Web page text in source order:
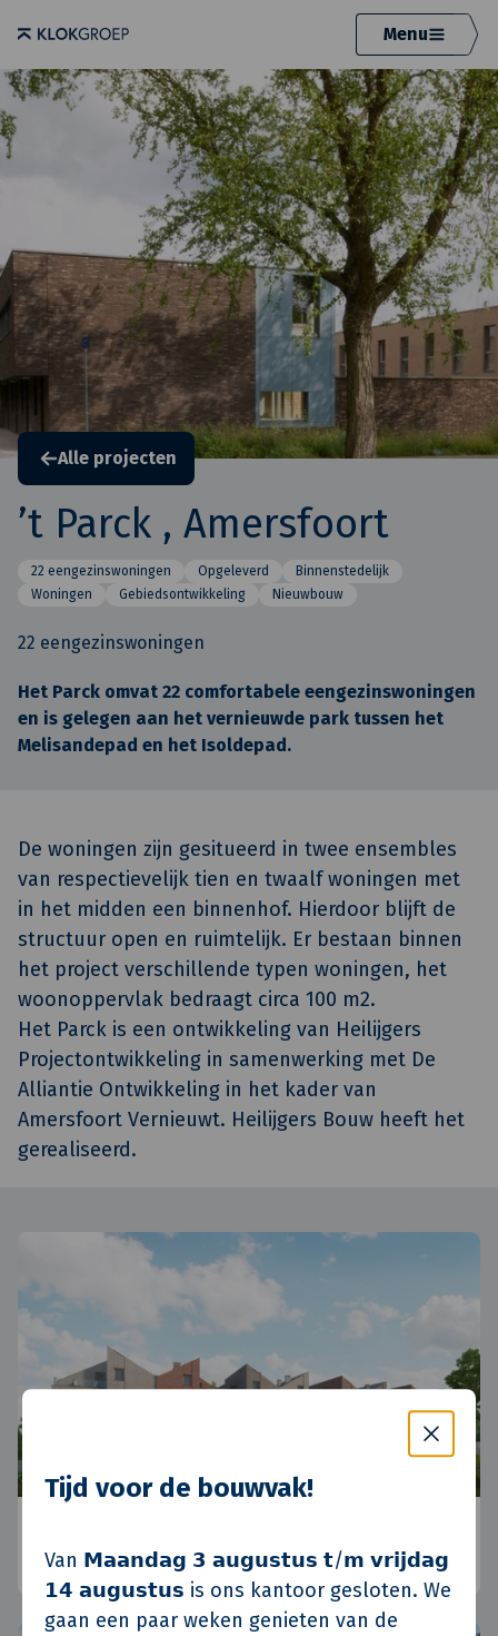
Tijd voor de bouwvak!
Van 𝗠𝗮𝗮𝗻𝗱𝗮𝗴 𝟯 𝗮𝘂𝗴𝘂𝘀𝘁𝘂𝘀 𝘁/𝗺 𝘃𝗿𝗶𝗷𝗱𝗮𝗴
𝟭𝟰 𝗮𝘂𝗴𝘂𝘀𝘁𝘂𝘀 is ons kantoor gesloten. We
gaan een paar weken genieten van de
Menu
Alle projecten
’t Parck , Amersfoort
22 eengezinswoningen Opgeleverd
Binnenstedelijk
Woningen
Gebiedsontwikkeling Nieuwbouw
22 eengezinswoningen
Het Parck omvat 22 comfortabele eengezinswoningen
en is gelegen aan het vernieuwde park tussen het
Melisandepad en het Isoldepad.
De woningen zijn gesitueerd in twee ensembles
van respectievelijk tien en twaalf woningen met
in het midden een binnenhof. Hierdoor blijft de
structuur open en ruimtelijk. Er bestaan binnen
het project verschillende typen woningen, het
woonoppervlak bedraagt circa 100 m2.
Het Parck is een ontwikkeling van Heilijgers
Projectontwikkeling in samenwerking met De
Alliantie Ontwikkeling in het kader van
Amersfoort Vernieuwt. Heilijgers Bouw heeft het
gerealiseerd.
Posen, Polen•Standort Polen•Aktuelle